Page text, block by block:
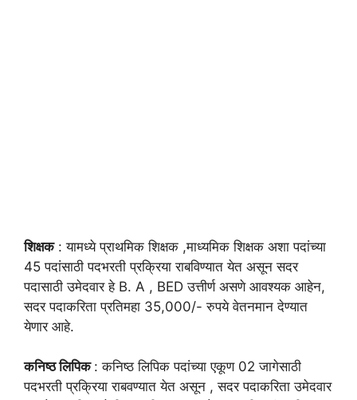
शिक्षक: यामध्ये प्राथमिक शिक्षक ,माध्यमिक शिक्षक अशा पदांच्या
45 पदांसाठी पदभरती प्रक्रिया राबविण्यात येत असून सदर
पदासाठी उमेदवार हे B. A , BED उत्तीर्ण असणे आवश्यक आहेन,
सदर पदाकरिता प्रतिमहा 35,000/- रुपये वेतनमान देण्यात
येणार आहे.
कनिष्ठ लिपिक : कनिष्ठ लिपिक पदांच्या एकूण 02 जागेसाठी
पदभरती प्रक्रिया राबवण्यात येत असून , सदर पदाकरिता उमेदवार